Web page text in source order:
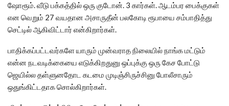
ஷோரூம். வீடு பக்கத்தில் ஒரு குடோன். 3 கார்கள். ஆடம்பர பைக்குகள்
என வெறும் 27 வயதான அசாருதீன் பலகோடி ரூபாயை சம்பாதித்து
செட்டில் ஆகிவிட்டார் என்கிறார்கள்.
பாதிக்கப்பட்டவர்களே யாரும் முன்வராத நிலையில் நாங்க மட்டும்
என்ன நடவடிக்கையை எடுக்கிறதுனு ஒப்புக்கு ஒரு கேச போட்டு
ஜெயில்ல தள்ளுனதோட கடமை முடிஞ்சிருச்சினு போலீசாரும்
ஒதுங்கிட்டதாக சொல்கிறார்கள்.